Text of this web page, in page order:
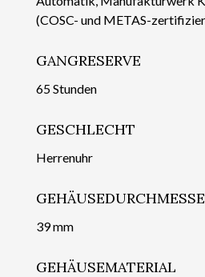
(COSC- und METAS-
GANGRESERVE
65 Stunden
GESCHLECHT
Herrenuhr
39 mm
GEHÄUSEMATERIAL